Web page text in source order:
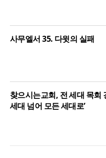
사무엘서 35. 다윗의 실패
찾으시는교회, 전 세대 목회
세대 넘어 모든 세대로’